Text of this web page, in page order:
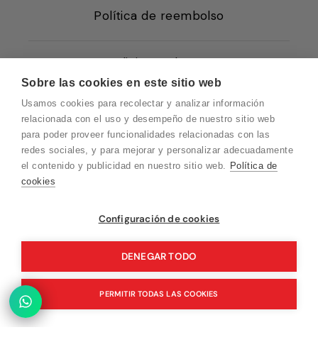
Sobre las cookies en este sitio web
Usamos cookies para recolectar y analizar información
relacionada con el uso y desempeño de nuestro sitio web
para poder proveer funcionalidades relacionadas con las
redes sociales, y para mejorar y personalizar adecuadamente
el contenido y publicidad en nuestro sitio web. Política de
cookies
Configuración de cookies
DENEGAR TODO
PERMITIR TODAS LAS COOKIES
Política de reembolso
Condiciones de Venta
Quiénes somos
Política de Cookies
Protección de Datos
Blog EN
Blog DE
Blog IT
Vuelvo en un momento. Recuerda que
nuestro horario de atención al cliente es de